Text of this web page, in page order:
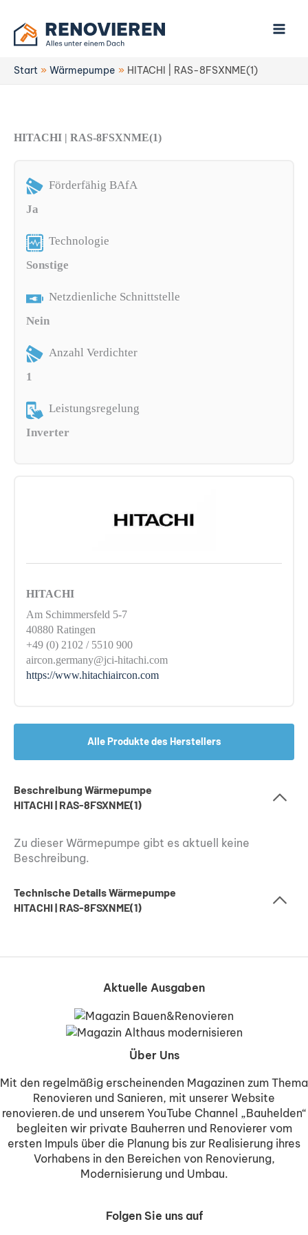
Inhalt
springen
Start Wärmepumpe HITACHI | RAS-8FSXNME(1)
HITACHI | RAS-8FSXNME(1)
Förderfähig BAfA
Ja
Technologie
Sonstige
Netzdienliche Schnittstelle
Nein
Anzahl Verdichter
1
Leistungsregelung
Inverter
HITACHI
Am Schimmersfeld 5-7
40880 Ratingen
+49 (0) 2102 / 5510 900
aircon.germany@jci-hitachi.com
https://www.hitachiaircon.com
Alle Produkte des Herstellers
Beschreibung Wärmepumpe
HITACHI | RAS-8FSXNME(1)
Zu dieser Wärmepumpe gibt es aktuell keine
Beschreibung.
Technische Details Wärmepumpe
HITACHI | RAS-8FSXNME(1)
Aktuelle Ausgaben
Über Uns
Mit den regelmäßig erscheinenden Magazinen zum Thema
Renovieren und Sanieren, mit unserer Website
renovieren.de und unserem YouTube Channel „Bauhelden“
begleiten wir private Bauherren und Renovierer vom
ersten Impuls über die Planung bis zur Realisierung ihres
Vorhabens in den Bereichen von Renovierung,
Modernisierung und Umbau.
Folgen Sie uns auf